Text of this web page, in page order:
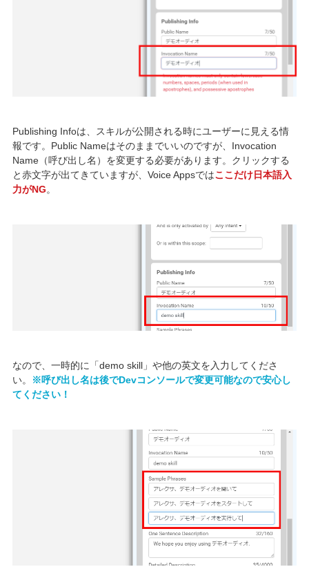
Publishing Infoは、スキルが公開される時にユーザーに見える情
報です。Public Nameはそのままでいいのですが、Invocation
Name（呼び出し名）を変更する必要があります。クリックする
と赤文字が出てきていますが、Voice Appsではここだけ日本語入
力がNG。
なので、一時的に「demo skill」や他の英文を入力してくださ
い。
※呼び出し名は後でDevコンソールで変更可能なので安心し
てください！